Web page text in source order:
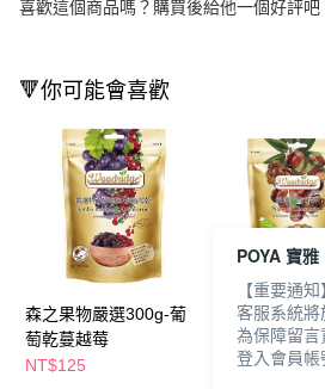
喜歡這個商品嗎？購買後給他一個好評吧
🔻你可能會喜歡
森之果物嚴選300g-葡
萄乾蔓越莓
NT$125
森之果物嚴選
然甘栗
NT$125
POYA 寶雅
【重要通知】
客服系統將
為保障留
登入會員帳